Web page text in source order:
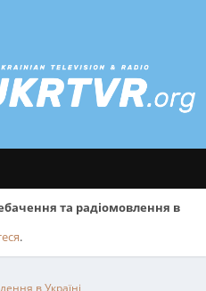
та радіомовлення в
.
в Україні